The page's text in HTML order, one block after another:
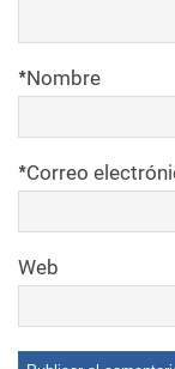
Nombre
*
Correo
*
Web